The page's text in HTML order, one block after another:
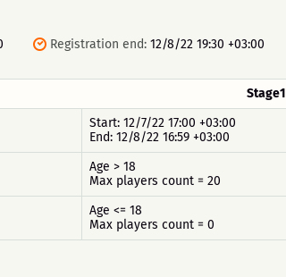
Registration end: 12/8/22 19:30 +03:00
Stage1
Start: 12/7/22 17:00 +03:00
End: 12/8/22 16:59 +03:00
Age > 18
Max players count = 20
Age <= 18
Max players count = 0